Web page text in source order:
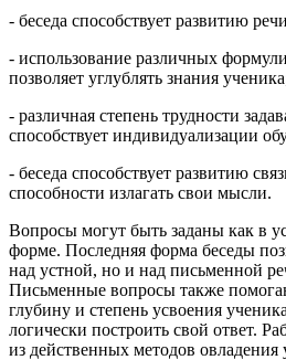
- беседа способствует развитию
- использование различных
позволяет углублять знания
- различная степень трудности
способствует индивидуализации
- беседа способствует развитию
способности излагать свои мысли.
Вопросы могут быть заданы как в
форме. Последняя форма беседы
над устной, но и над письменной
Письменные вопросы также
глубину и степень усвоения
логически построить свой ответ.
из действенных методов